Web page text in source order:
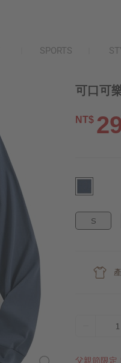
SPORTS
可口可
NT$
S
1
父親節限定